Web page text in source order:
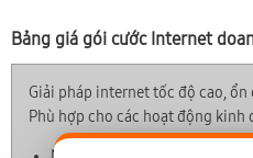
Bảng giá gói cước Internet
Giải pháp internet tốc độ cao,
Phù hợp cho các hoạt động